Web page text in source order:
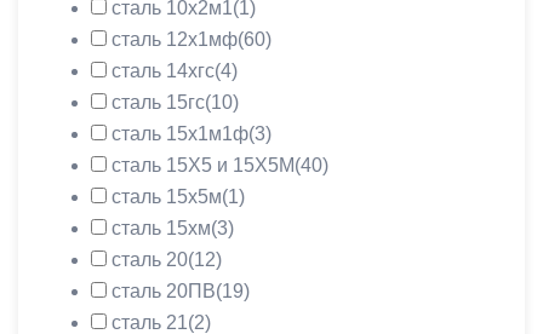
сталь 10х2м1(1)
сталь 12х1мф(60)
сталь 14хгс(4)
сталь 15гс(10)
сталь 15х1м1ф(3)
сталь 15Х5 и 15Х5М(40)
сталь 15х5м(1)
сталь 15хм(3)
сталь 20(12)
сталь 20ПВ(19)
сталь 21(2)